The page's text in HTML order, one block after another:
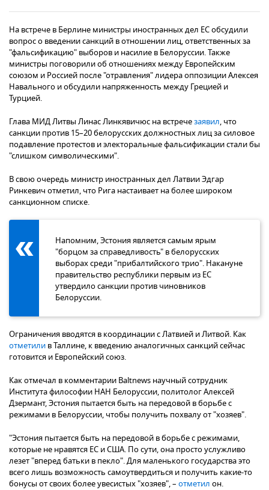
На встрече в Берлине министры иностранных дел ЕС обсудили
вопрос о введении санкций в отношении лиц, ответственных за
"фальсификацию" выборов и насилие в Белоруссии. Также
министры поговорили об отношениях между Европейским
союзом и Россией после "отравления" лидера оппозиции Алексея
Навального и обсудили напряженность между Грецией и
Турцией.
Глава МИД Литвы Линас Линкявичюс на встречезаявил, что
санкции против 15–20 белорусских должностных лиц за силовое
подавление протестов и электоральные фальсификации стали бы
"слишком символическими".
В свою очередь министр иностранных дел Латвии Эдгар
Ринкевич отметил, что Рига настаивает на более широком
санкционном списке.
Напомним, Эстония является самым ярым
"борцом за справедливость" в белорусских
выборах среди "прибалтийского трио". Накануне
правительство республики первым из ЕС
утвердило санкции против чиновников
Белоруссии.
Ограничения вводятся в координации с Латвией и Литвой. Как
отметили в Таллине, к введению аналогичных санкций сейчас
готовится и Европейский союз.
Как отмечал в комментарии Baltnews научный сотрудник
Института философии НАН Белоруссии, политолог Алексей
Дзермант, Эстония пытается быть на передовой в борьбе с
режимами в Белоруссии, чтобы получить похвалу от "хозяев".
"Эстония пытается быть на передовой в борьбе с режимами,
которые не нравятся ЕС и США. По сути, она просто услужливо
лезет "вперед батьки в пекло". Для маленького государства это
всего лишь возможность самоутвердиться и получить какие-то
бонусы от своих более увесистых "хозяев", – отметил он.